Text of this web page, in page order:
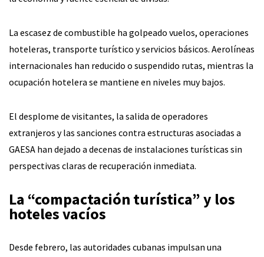
La escasez de combustible ha golpeado vuelos, operaciones
hoteleras, transporte turístico y servicios básicos. Aerolíneas
internacionales han reducido o suspendido rutas, mientras la
ocupación hotelera se mantiene en niveles muy bajos.
El desplome de visitantes, la salida de operadores
extranjeros y las sanciones contra estructuras asociadas a
GAESA han dejado a decenas de instalaciones turísticas sin
perspectivas claras de recuperación inmediata.
La “compactación turística” y los
hoteles vacíos
Desde febrero, las autoridades cubanas impulsan una